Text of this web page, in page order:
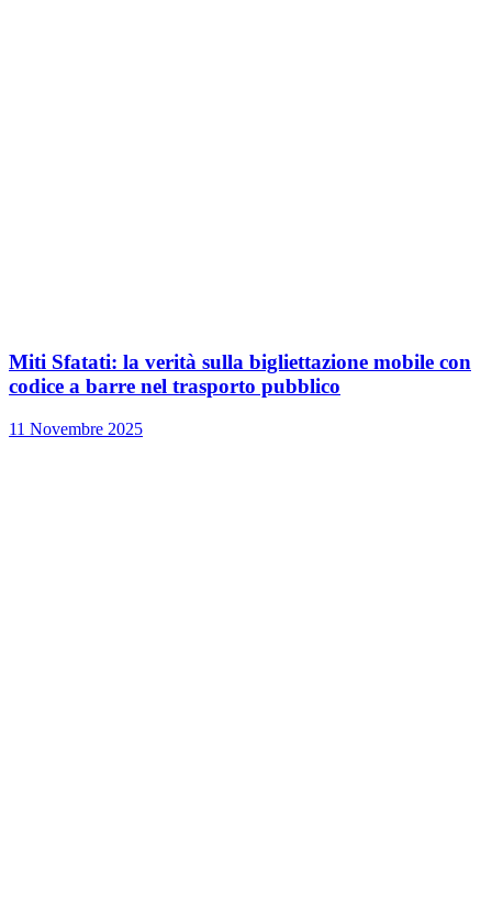
Miti Sfatati: la verità sulla bigliettazione mobile con
codice a barre nel trasporto pubblico
11 Novembre 2025